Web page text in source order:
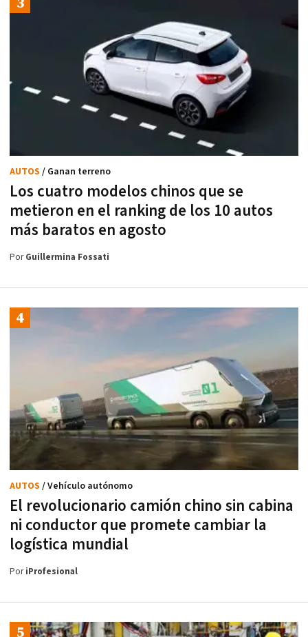
Los cuatro modelos chinos que se
metieron en el ranking de los 10 autos
más baratos en agosto
AUTOS / Ganan terreno
PorGuillermina Fossati
El revolucionario camión chino sin cabina
ni conductor que promete cambiar la
logística mundial
AUTOS / Vehículo autónomo
PoriProfesional